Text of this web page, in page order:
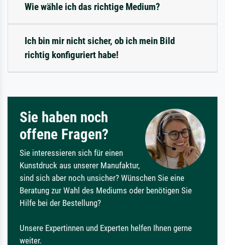
Wie wähle ich das richtige Medium?
Ich bin mir nicht sicher, ob ich mein Bild
richtig konfiguriert habe!
Sie haben noch
offene Fragen?
Sie interessieren sich für einen
Kunstdruck aus unserer Manufaktur,
sind sich aber noch unsicher? Wünschen Sie eine
Beratung zur Wahl des Mediums oder benötigen Sie
Hilfe bei der Bestellung?
Unsere Expertinnen und Experten helfen Ihnen gerne
weiter.